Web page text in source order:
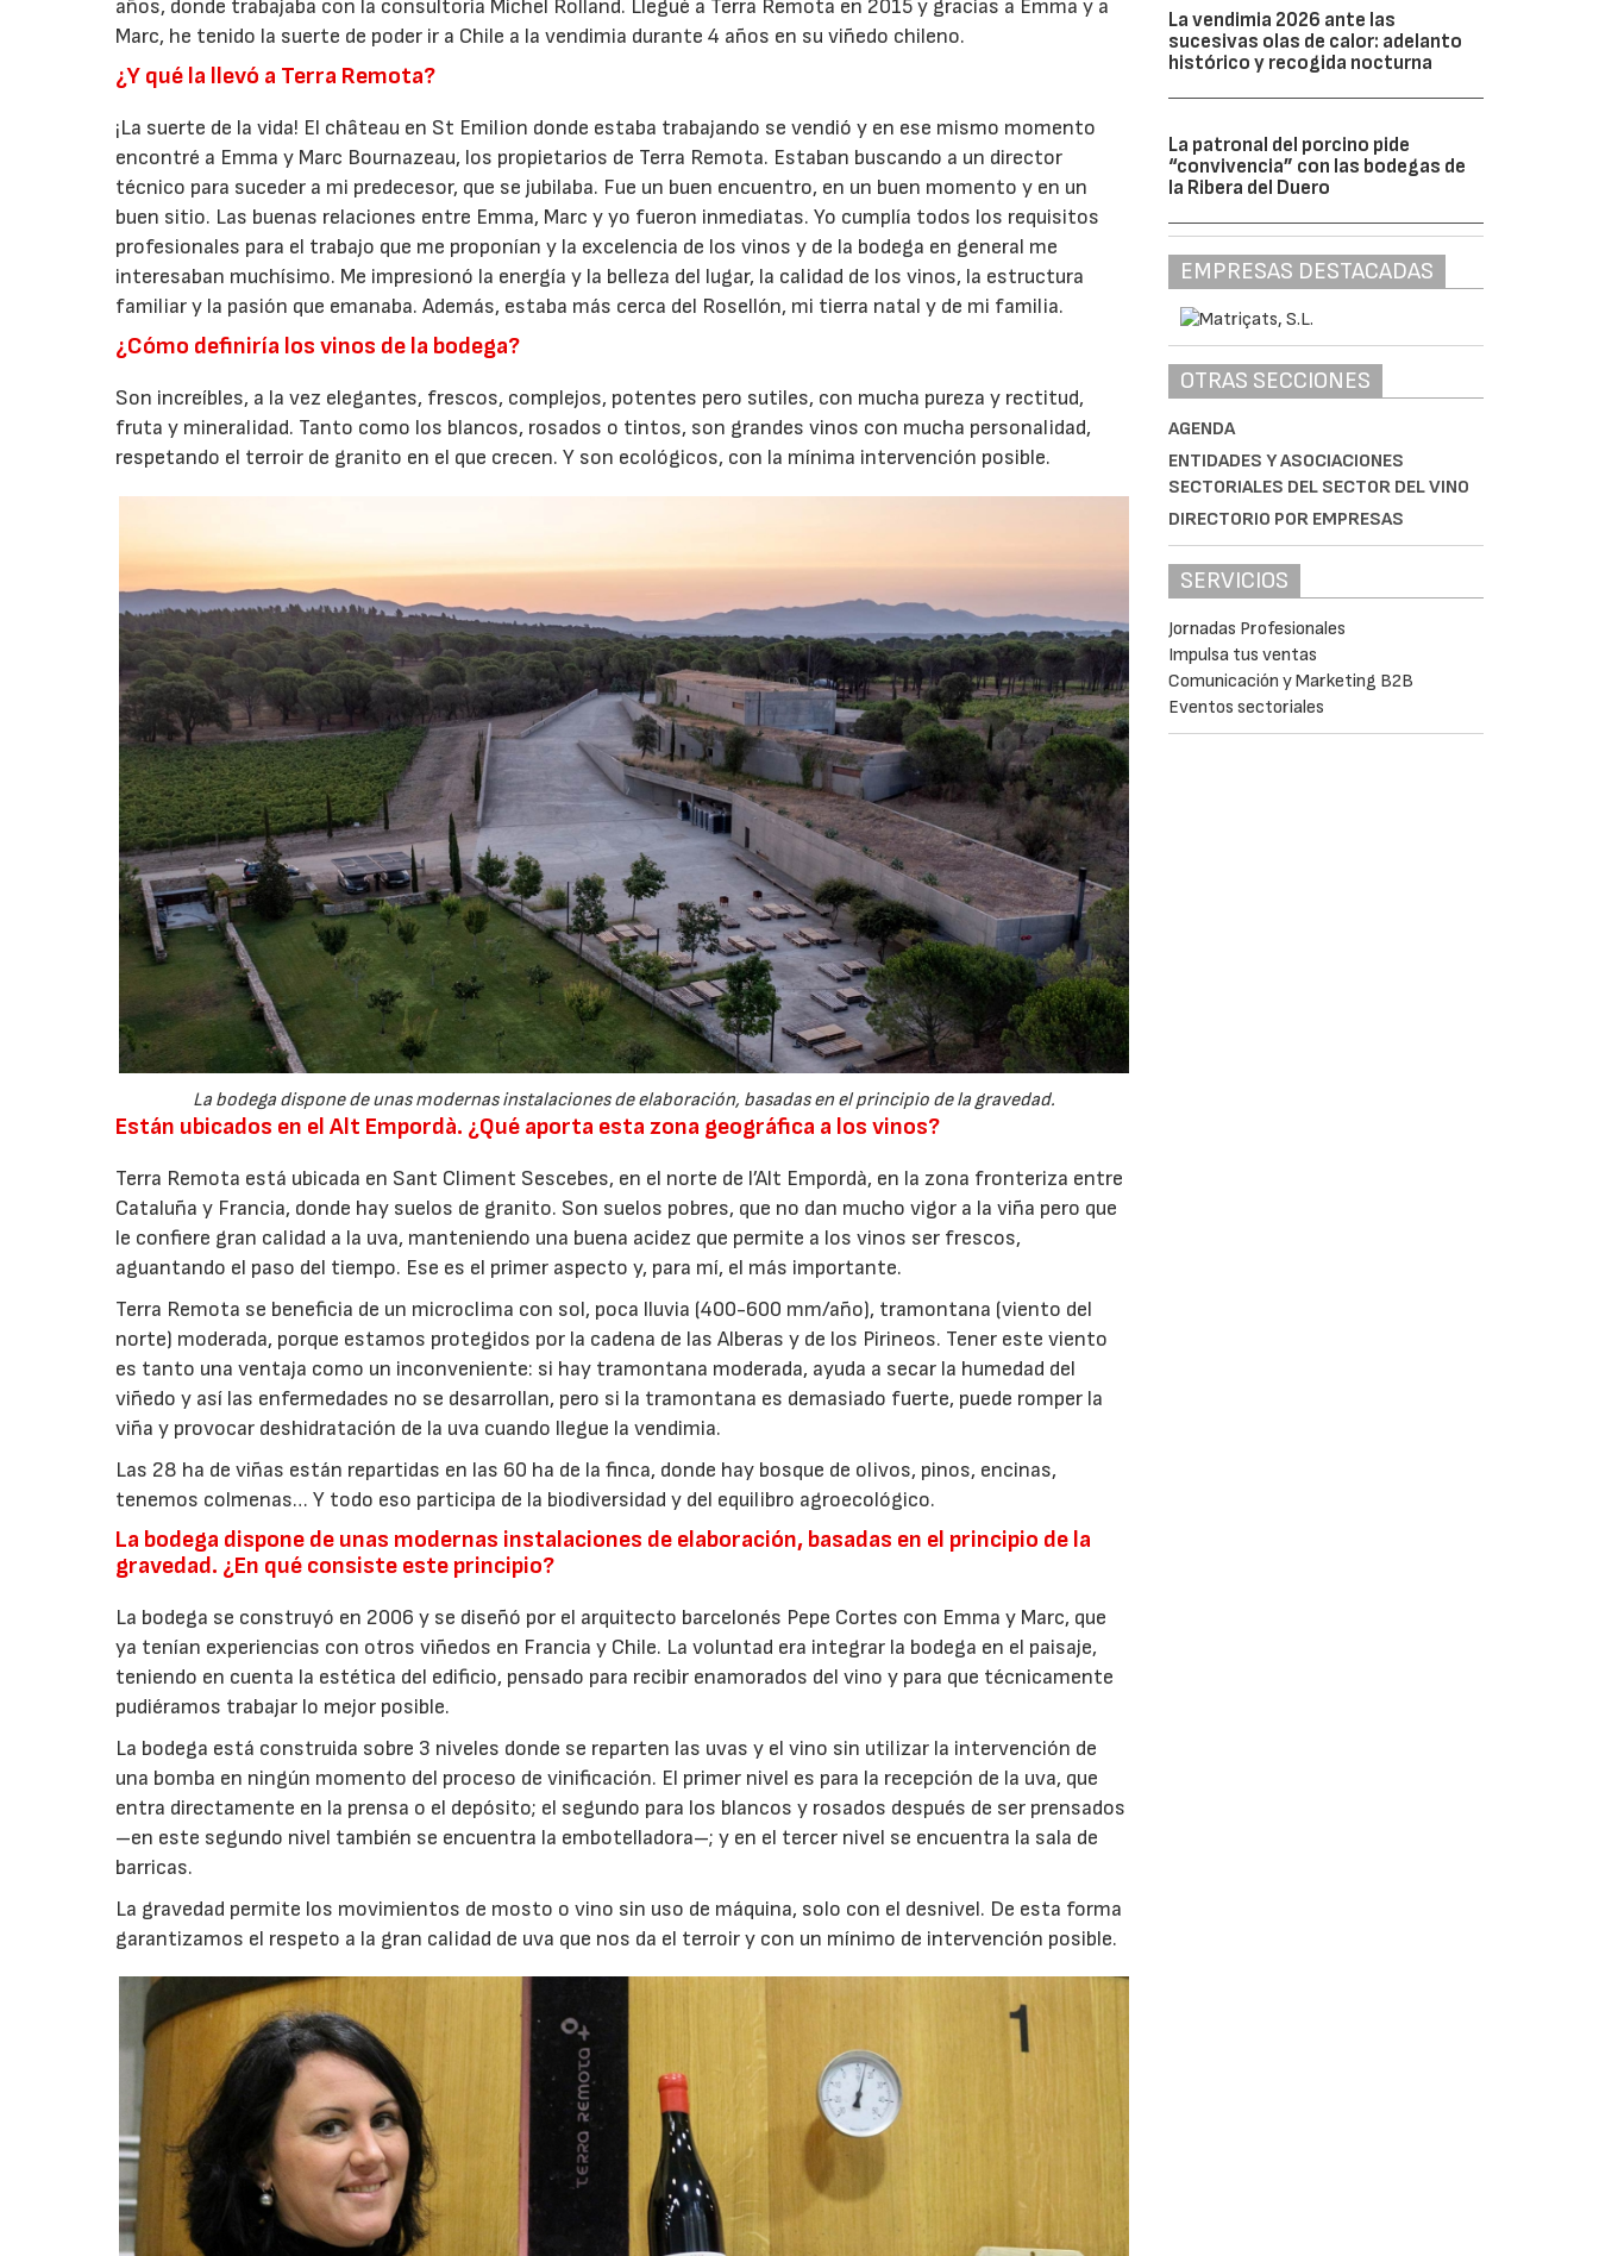
años, donde trabajaba con la consultoría Michel Rolland. Llegué a Terra Remota en 2015 y gracias a Emma y a
Marc, he tenido la suerte de poder ir a Chile a la vendimia durante 4 años en su viñedo chileno.
¿Y qué la llevó a Terra Remota?
¡La suerte de la vida! El château en St Emilion donde estaba trabajando se vendió y en ese mismo momento
encontré a Emma y Marc Bournazeau, los propietarios de Terra Remota. Estaban buscando a un director
técnico para suceder a mi predecesor, que se jubilaba. Fue un buen encuentro, en un buen momento y en un
buen sitio. Las buenas relaciones entre Emma, Marc y yo fueron inmediatas. Yo cumplía todos los requisitos
profesionales para el trabajo que me proponían y la excelencia de los vinos y de la bodega en general me
interesaban muchísimo. Me impresionó la energía y la belleza del lugar, la calidad de los vinos, la estructura
familiar y la pasión que emanaba. Además, estaba más cerca del Rosellón, mi tierra natal y de mi familia.
¿Cómo definiría los vinos de la bodega?
Son increíbles, a la vez elegantes, frescos, complejos, potentes pero sutiles, con mucha pureza y rectitud,
fruta y mineralidad. Tanto como los blancos, rosados o tintos, son grandes vinos con mucha personalidad,
respetando el terroir de granito en el que crecen. Y son ecológicos, con la mínima intervención posible.
La bodega dispone de unas modernas instalaciones de elaboración, basadas en el principio de la gravedad.
Están ubicados en el Alt Empordà. ¿Qué aporta esta zona geográfica a los vinos?
Terra Remota está ubicada en Sant Climent Sescebes, en el norte de l’Alt Empordà, en la zona fronteriza entre
Cataluña y Francia, donde hay suelos de granito. Son suelos pobres, que no dan mucho vigor a la viña pero que
le confiere gran calidad a la uva, manteniendo una buena acidez que permite a los vinos ser frescos,
aguantando el paso del tiempo. Ese es el primer aspecto y, para mí, el más importante.
Terra Remota se beneficia de un microclima con sol, poca lluvia (400-600 mm/año), tramontana (viento del
norte) moderada, porque estamos protegidos por la cadena de las Alberas y de los Pirineos. Tener este viento
es tanto una ventaja como un inconveniente: si hay tramontana moderada, ayuda a secar la humedad del
viñedo y así las enfermedades no se desarrollan, pero si la tramontana es demasiado fuerte, puede romper la
viña y provocar deshidratación de la uva cuando llegue la vendimia.
Las 28 ha de viñas están repartidas en las 60 ha de la finca, donde hay bosque de olivos, pinos, encinas,
tenemos colmenas… Y todo eso participa de la biodiversidad y del equilibro agroecológico.
La bodega dispone de unas modernas instalaciones de elaboración, basadas en el principio de la
gravedad. ¿En qué consiste este principio?
La bodega se construyó en 2006 y se diseñó por el arquitecto barcelonés Pepe Cortes con Emma y Marc, que
ya tenían experiencias con otros viñedos en Francia y Chile. La voluntad era integrar la bodega en el paisaje,
teniendo en cuenta la estética del edificio, pensado para recibir enamorados del vino y para que técnicamente
pudiéramos trabajar lo mejor posible.
La bodega está construida sobre 3 niveles donde se reparten las uvas y el vino sin utilizar la intervención de
una bomba en ningún momento del proceso de vinificación. El primer nivel es para la recepción de la uva, que
entra directamente en la prensa o el depósito; el segundo para los blancos y rosados después de ser prensados
–en este segundo nivel también se encuentra la embotelladora–; y en el tercer nivel se encuentra la sala de
barricas.
La gravedad permite los movimientos de mosto o vino sin uso de máquina, solo con el desnivel. De esta forma
garantizamos el respeto a la gran calidad de uva que nos da el terroir y con un mínimo de intervención posible.
La vendimia 2026 ante las
sucesivas olas de calor: adelanto
histórico y recogida nocturna
La patronal del porcino pide
“convivencia” con las bodegas de
la Ribera del Duero
EMPRESAS DESTACADAS
OTRAS SECCIONES
AGENDA
ENTIDADES Y ASOCIACIONES
SECTORIALES DEL SECTOR DEL VINO
DIRECTORIO POR EMPRESAS
SERVICIOS
Jornadas Profesionales
Impulsa tus ventas
Comunicación y Marketing B2B
Eventos sectoriales